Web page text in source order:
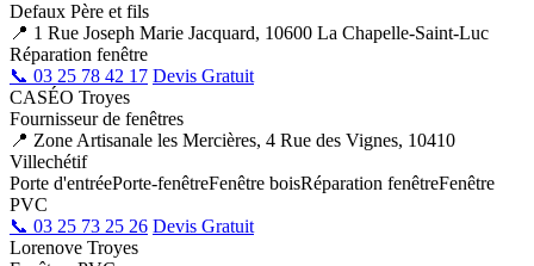
Defaux Père et fils
📍 1 Rue Joseph Marie Jacquard, 10600 La Chapelle-Saint-Luc
Réparation fenêtre
📞 03 25 78 42 17 Devis Gratuit
CASÉO Troyes
Fournisseur de fenêtres
📍 Zone Artisanale les Mercières, 4 Rue des Vignes, 10410
Villechétif
Porte d'entréePorte-fenêtreFenêtre boisRéparation fenêtreFenêtre
PVC
📞 03 25 73 25 26 Devis Gratuit
Lorenove Troyes